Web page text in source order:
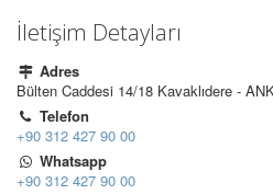
İletişim Detayları
Adres
Bülten Caddesi 14/18 Kavaklıdere -
Telefon
+90 312 427 90 00
Whatsapp
+90 312 427 90 00